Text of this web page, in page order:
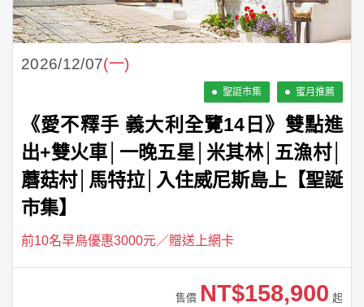
2026/12/07(一)
聖誔市集 蜜月推薦
《愛不釋手 義大利全覽14日》雙點進
出+雙火車│一晚五星│米其林│五漁村│
蘑菇村│馬特拉│入住威尼斯島上【聖誕
市集】
前10名早鳥優惠3000元／贈送上網卡
售價 NT$158,900 起